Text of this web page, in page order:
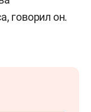
говорил он.